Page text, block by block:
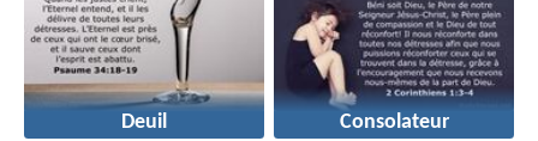
Deuil Consolateur